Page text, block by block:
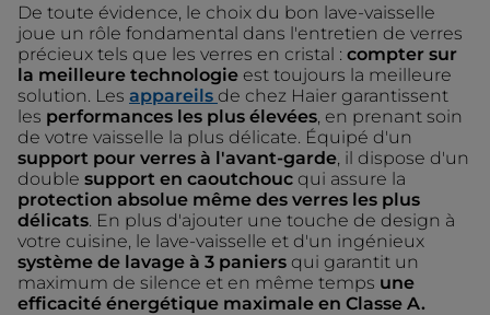
De toute évidence, le choix du bon lave-vaisselle
joue un rôle fondamental dans l'entretien de verres
précieux tels que les verres en cristal : compter sur
la meilleure technologie est toujours la meilleure
solution. Les appareils de chez Haier garantissent
les performances les plus élevées , en prenant soin
de votre vaisselle la plus délicate. Équipé d'un
support pour verres à l'avant-garde , il dispose d'un
double support en caoutchouc qui assure la
protection absolue même des verres les plus
délicats. En plus d'ajouter une touche de design à
votre cuisine, le lave-vaisselle et d'un ingénieux
système de lavage à 3 paniers qui garantit un
maximum de silence et en même temps une
efficacité énergétique maximale en Classe A.